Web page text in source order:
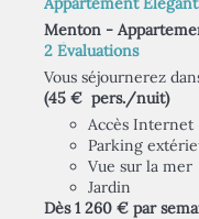
Menton -
2 Évaluations
Vous séjournerez
(45 € pers./nuit)
Accès Internet
Parking
Vue sur la mer
Jardin
Dès 1 260 € par